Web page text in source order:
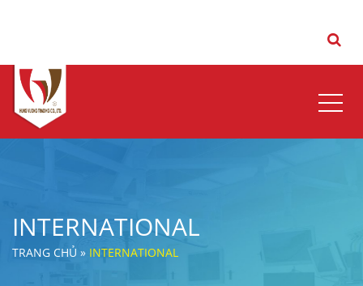
INTERNATIONAL
TRANG CHỦ » INTERNATIONAL